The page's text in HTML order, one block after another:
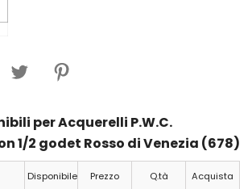
per Acquerelli P.W.C.
1/2 godet Rosso di Venezia (678)
Disponibile Prezzo Q.tà Acquista